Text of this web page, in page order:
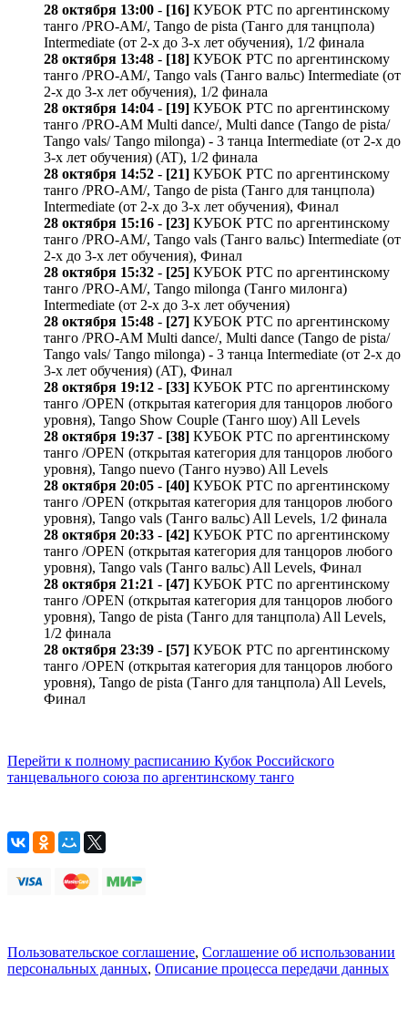
28 октября 13:00 - [16] КУБОК РТС по аргентинскому
танго /PRO-AM/, Tango de pista (Танго для танцпола)
Intermediate (от 2-х до 3-х лет обучения), 1/2 финала
28 октября 13:48 - [18] КУБОК РТС по аргентинскому
танго /PRO-AM/, Tango vals (Танго вальс) Intermediate (от
2-х до 3-х лет обучения), 1/2 финала
28 октября 14:04 - [19] КУБОК РТС по аргентинскому
танго /PRO-AM Multi dance/, Multi dance (Tango de pista/
Tango vals/ Tango milonga) - 3 танца Intermediate (от 2-х до
3-х лет обучения) (AT), 1/2 финала
28 октября 14:52 - [21] КУБОК РТС по аргентинскому
танго /PRO-AM/, Tango de pista (Танго для танцпола)
Intermediate (от 2-х до 3-х лет обучения), Финал
28 октября 15:16 - [23] КУБОК РТС по аргентинскому
танго /PRO-AM/, Tango vals (Танго вальс) Intermediate (от
2-х до 3-х лет обучения), Финал
28 октября 15:32 - [25] КУБОК РТС по аргентинскому
танго /PRO-AM/, Tango milonga (Танго милонга)
Intermediate (от 2-х до 3-х лет обучения)
28 октября 15:48 - [27] КУБОК РТС по аргентинскому
танго /PRO-AM Multi dance/, Multi dance (Tango de pista/
Tango vals/ Tango milonga) - 3 танца Intermediate (от 2-х до
3-х лет обучения) (AT), Финал
28 октября 19:12 - [33] КУБОК РТС по аргентинскому
танго /OPEN (открытая категория для танцоров любого
уровня), Tango Show Couple (Танго шоу) All Levels
28 октября 19:37 - [38] КУБОК РТС по аргентинскому
танго /OPEN (открытая категория для танцоров любого
уровня), Tango nuevo (Танго нуэво) All Levels
28 октября 20:05 - [40] КУБОК РТС по аргентинскому
танго /OPEN (открытая категория для танцоров любого
уровня), Tango vals (Танго вальс) All Levels, 1/2 финала
28 октября 20:33 - [42] КУБОК РТС по аргентинскому
танго /OPEN (открытая категория для танцоров любого
уровня), Tango vals (Танго вальс) All Levels, Финал
28 октября 21:21 - [47] КУБОК РТС по аргентинскому
танго /OPEN (открытая категория для танцоров любого
уровня), Tango de pista (Танго для танцпола) All Levels,
1/2 финала
28 октября 23:39 - [57] КУБОК РТС по аргентинскому
танго /OPEN (открытая категория для танцоров любого
уровня), Tango de pista (Танго для танцпола) All Levels,
Финал
Перейти к полному расписанию Кубок Российского
танцевального союза по аргентинскому танго
Пользовательское соглашение, Соглашение об использовании
персональных данных, Описание процесса передачи данных